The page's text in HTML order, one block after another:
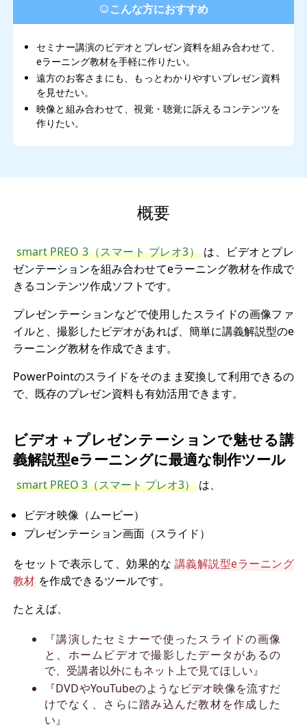
こんな方におすすめ
セミナー講演のビデオとプレゼン資料を組み合わせて、
eラーニング教材を手軽に作りたい。
遠方のお客さまにも、もっとわかりやすいプレゼン資料
を見せたい。
映像と組み合わせて、視覚・聴覚に訴えるコンテンツを
作りたい。
概要
smart PREO 3（スマート プレオ3） は、ビデオとプレ
ゼンテーションを組み合わせてeラーニング教材を作成で
きるコンテンツ作成ソフトです。
プレゼンテーションなどで使用したスライドの画像ファ
イルと、撮影したビデオがあれば、簡単に講義解説型のe
ラーニング教材を作成できます。
PowerPointのスライドをそのまま変換して利用できるの
で、既存のプレゼン資料も有効活用できます。
ビデオ＋プレゼンテーションで魅せる講
義解説型eラーニングに最適な制作ツール
smart PREO 3（スマート プレオ3） は、
ビデオ映像（ムービー）
プレゼンテーション画面（スライド）
をセットで表示して、効果的な 講義解説型eラーニング
教材 を作成できるツールです。
たとえば、
『講演したセミナーで使ったスライドの画像
と、ホームビデオで撮影したデータがあるの
で、受講者以外にもネット上で見てほしい』
『DVDやYouTubeのようなビデオ映像を流すだ
けでなく、さらに踏み込んだ教材を作成した
い』